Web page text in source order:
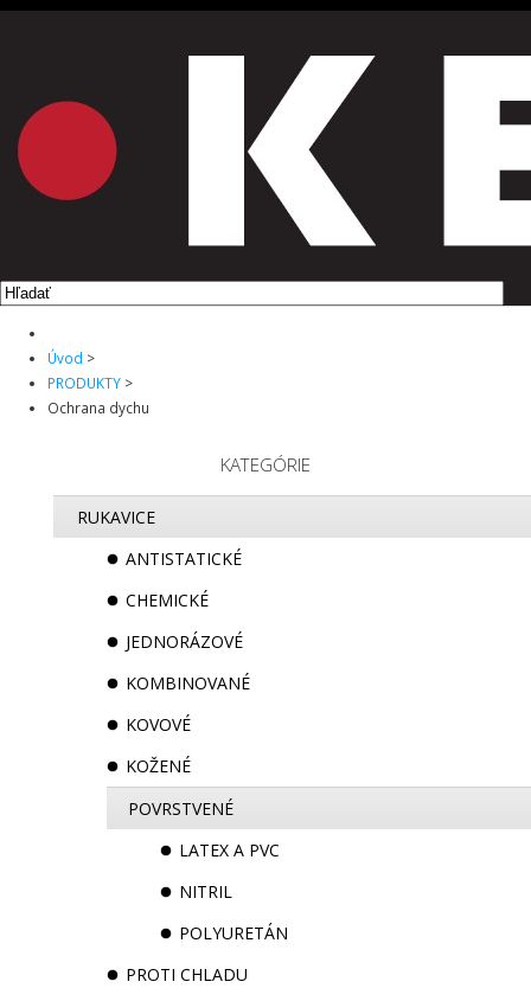
O NÁS
NA STIAHNUTIE
KONTAKT
Úvod >
PRODUKTY >
Ochrana dychu
KATEGÓRIE
RUKAVICE
ANTISTATICKÉ
CHEMICKÉ
JEDNORÁZOVÉ
KOMBINOVANÉ
KOVOVÉ
KOŽENÉ
POVRSTVENÉ
LATEX A PVC
NITRIL
POLYURETÁN
PROTI CHLADU